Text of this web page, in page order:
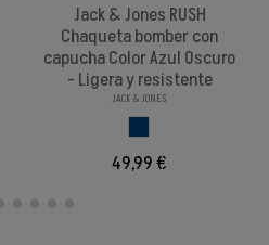
Jack & Jones RUSH
Chaqueta bomber con
capucha Color Azul Oscuro
- Ligera y resistente
JACK & JONES
49,99 €